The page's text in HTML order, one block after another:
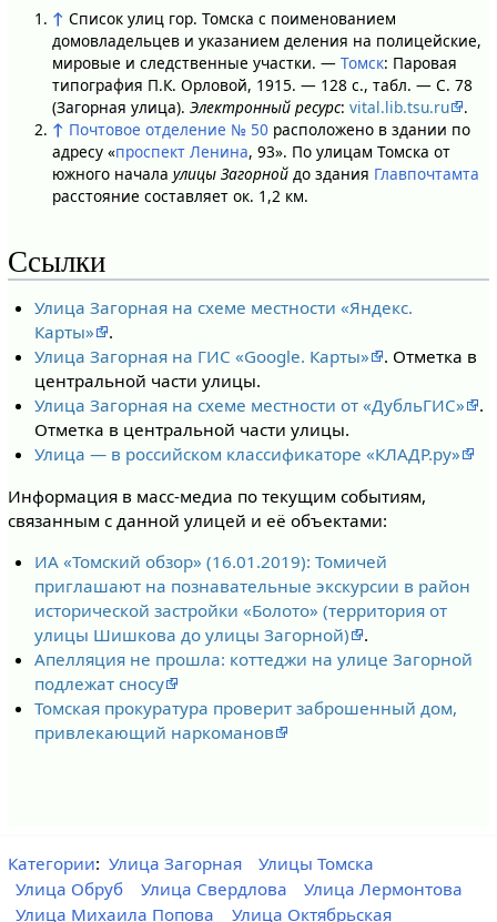
↑ Список улиц гор. Томска с поименованием
домовладельцев и указанием деления на полицейские,
мировые и следственные участки. — Томск: Паровая
типография П.К. Орловой, 1915. — 128 с., табл. — С. 78
(Загорная улица). Электронный ресурс: vital.lib.tsu.ru
.
↑ Почтовое отделение № 50расположено в здании по
адресу «проспект Ленина, 93». По улицам Томска от
южного начала улицы Загорнойдо здания Главпочтамта
расстояние составляет ок. 1,2 км.
Ссылки
Улица Загорная на схеме местности «Яндекс.
Карты»
.
Улица Загорная на ГИС «Google. Карты»
. Отметка в
центральной части улицы.
Улица Загорная на схеме местности от «ДубльГИС»
.
Отметка в центральной части улицы.
Улица — в российском классификаторе «КЛАДР.ру»
Информация в масс-медиа по текущим событиям,
связанным с данной улицей и её объектами:
ИА «Томский обзор» (16.01.2019): Томичей
приглашают на познавательные экскурсии в район
исторической застройки «Болото» (территория от
улицы Шишкова до улицы Загорной)
.
Апелляция не прошла: коттеджи на улице Загорной
подлежат сносу
Томская прокуратура проверит заброшенный дом,
привлекающий наркоманов
Категории: Улица Загорная
Улицы Томска
Улица Обруб
Улица Свердлова
Улица Лермонтова
Улица Михаила Попова
Улица Октябрьская